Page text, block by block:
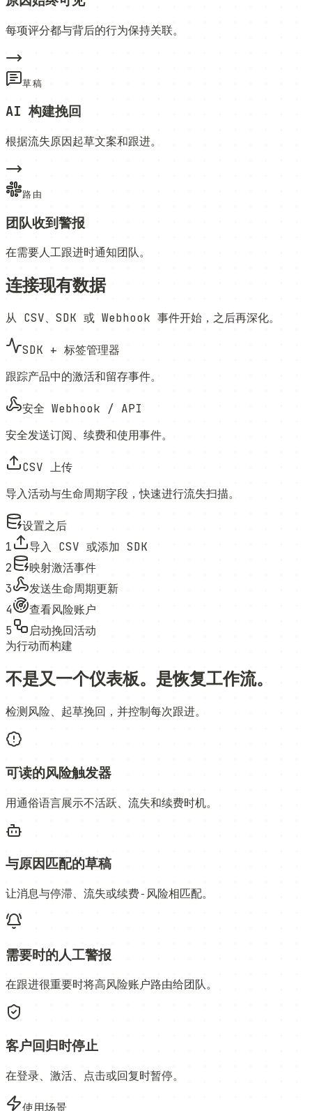
每项评分都与背后的行为保持关联。
草稿
AI 构建挽回
根据流失原因起草文案和跟进。
路由
团队收到警报
在需要人工跟进时通知团队。
连接现有数据
从 CSV、SDK 或 Webhook 事件开始，之后再深化。
SDK + 标签管理器
跟踪产品中的激活和留存事件。
安全 Webhook / API
安全发送订阅、续费和使用事件。
CSV 上传
导入活动与生命周期字段，快速进行流失扫描。
设置之后
1
导入 CSV 或添加 SDK
2
映射激活事件
3
发送生命周期更新
4
查看风险账户
5
启动挽回活动
为行动而构建
不是又一个仪表板。是恢复工作流。
检测风险、起草挽回，并控制每次跟进。
可读的风险触发器
用通俗语言展示不活跃、流失和续费时机。
与原因匹配的草稿
让消息与停滞、流失或续费‑风险相匹配。
需要时的人工警报
在跟进很重要时将高风险账户路由给团队。
客户回归时停止
在登录、激活、点击或回复时暂停。
使用场景